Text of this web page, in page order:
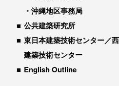
沖縄地区事務局
公共建築研究所
東日本建築技術センター／
建築技術センター
English Outline